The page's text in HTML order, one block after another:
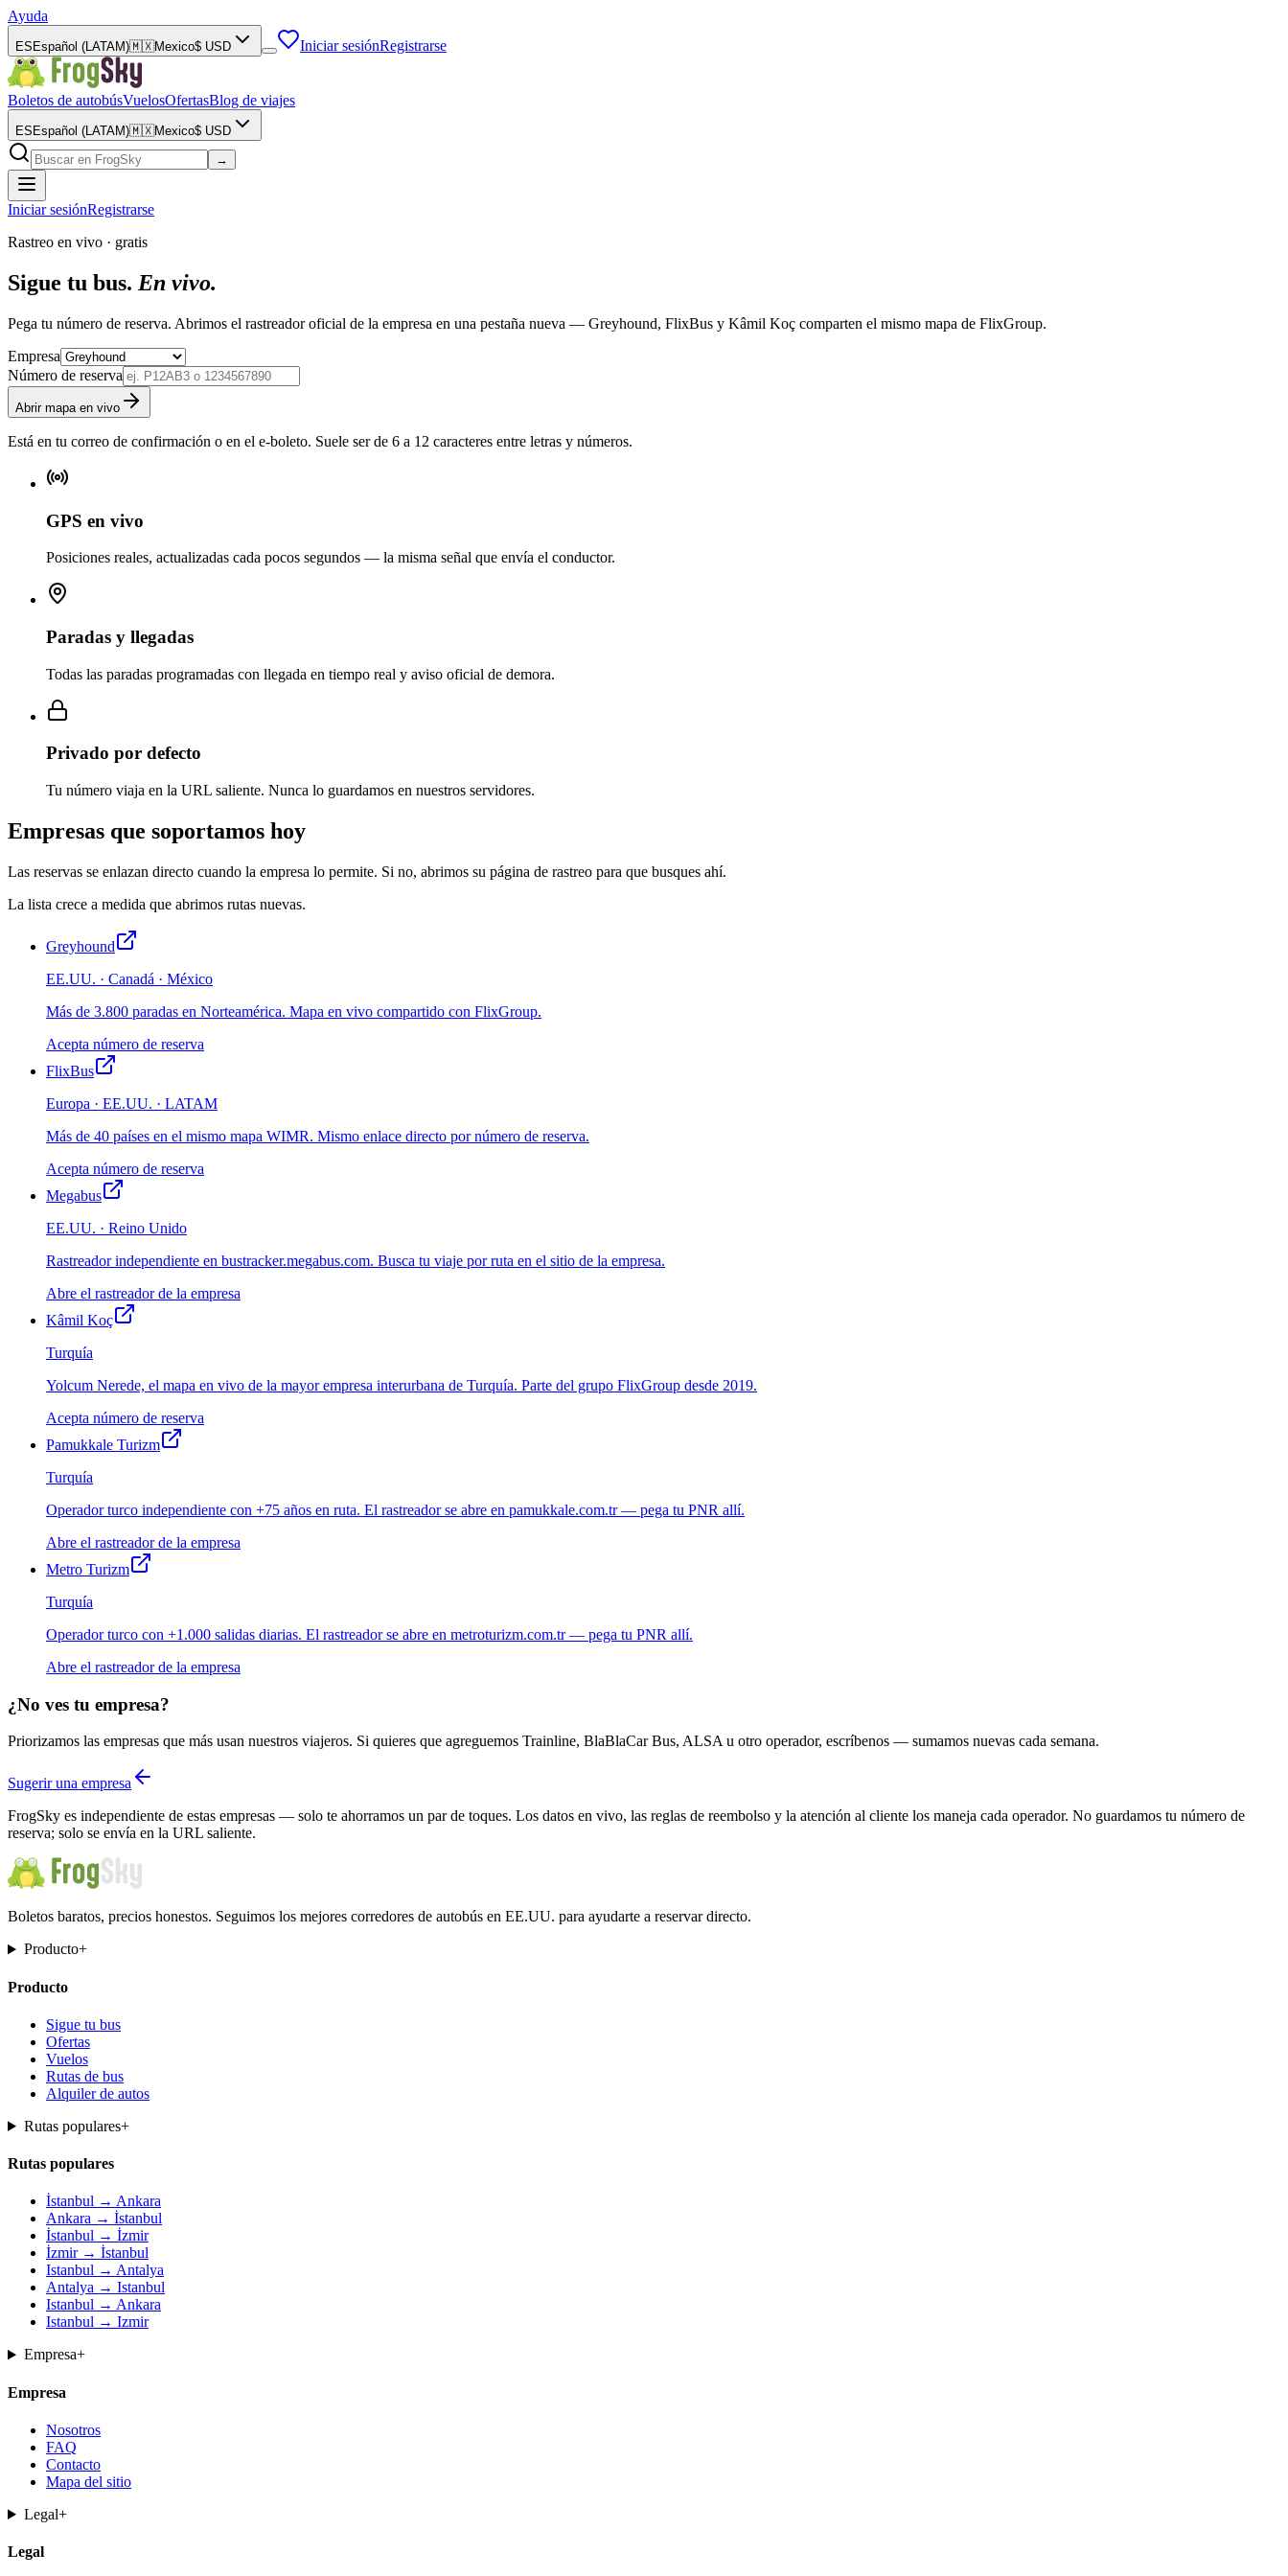
Ayuda
ES Español (LATAM)🇲🇽Mexico$ USD Iniciar sesiónRegistrarse
Boletos de autobúsVuelosOfertasBlog de viajes
ES Español (LATAM)🇲🇽Mexico$ USD
→
Iniciar sesiónRegistrarse
Rastreo en vivo · gratis
Sigue tu bus. En vivo.
Pega tu número de reserva. Abrimos el rastreador oficial de la empresa en una pestaña nueva — Greyhound, FlixBus y Kâmil Koç comparten el mismo mapa de FlixGroup.
Empresa
Número de reserva
Abrir mapa en vivo
Está en tu correo de confirmación o en el e-boleto. Suele ser de 6 a 12 caracteres entre letras y números.
GPS en vivo
Posiciones reales, actualizadas cada pocos segundos — la misma señal que envía el conductor.
Paradas y llegadas
Todas las paradas programadas con llegada en tiempo real y aviso oficial de demora.
Privado por defecto
Tu número viaja en la URL saliente. Nunca lo guardamos en nuestros servidores.
Empresas que soportamos hoy
Las reservas se enlazan directo cuando la empresa lo permite. Si no, abrimos su página de rastreo para que busques ahí.
La lista crece a medida que abrimos rutas nuevas.
Greyhound
EE.UU. · Canadá · México
Más de 3.800 paradas en Norteamérica. Mapa en vivo compartido con FlixGroup.
Acepta número de reserva
FlixBus
Europa · EE.UU. · LATAM
Más de 40 países en el mismo mapa WIMR. Mismo enlace directo por número de reserva.
Acepta número de reserva
Megabus
EE.UU. · Reino Unido
Rastreador independiente en bustracker.megabus.com. Busca tu viaje por ruta en el sitio de la empresa.
Abre el rastreador de la empresa
Kâmil Koç
Turquía
Yolcum Nerede, el mapa en vivo de la mayor empresa interurbana de Turquía. Parte del grupo FlixGroup desde 2019.
Acepta número de reserva
Pamukkale Turizm
Turquía
Operador turco independiente con +75 años en ruta. El rastreador se abre en pamukkale.com.tr — pega tu PNR allí.
Abre el rastreador de la empresa
Metro Turizm
Turquía
Operador turco con +1.000 salidas diarias. El rastreador se abre en metroturizm.com.tr — pega tu PNR allí.
Abre el rastreador de la empresa
¿No ves tu empresa?
Priorizamos las empresas que más usan nuestros viajeros. Si quieres que agreguemos Trainline, BlaBlaCar Bus, ALSA u otro operador, escríbenos — sumamos nuevas cada semana.
Sugerir una empresa
FrogSky es independiente de estas empresas — solo te ahorramos un par de toques. Los datos en vivo, las reglas de reembolso y la atención al cliente los maneja cada operador. No guardamos tu número de
reserva; solo se envía en la URL saliente.
Boletos baratos, precios honestos. Seguimos los mejores corredores de autobús en EE.UU. para ayudarte a reservar directo.
Producto+
Producto
Sigue tu bus
Ofertas
Vuelos
Rutas de bus
Alquiler de autos
Rutas populares+
Rutas populares
İstanbul → Ankara
Ankara → İstanbul
İstanbul → İzmir
İzmir → İstanbul
Istanbul → Antalya
Antalya → Istanbul
Istanbul → Ankara
Istanbul → Izmir
Empresa+
Empresa
Nosotros
FAQ
Contacto
Mapa del sitio
Legal+
Legal